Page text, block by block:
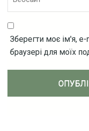
Зберегти моє ім'я,
браузері для моїх